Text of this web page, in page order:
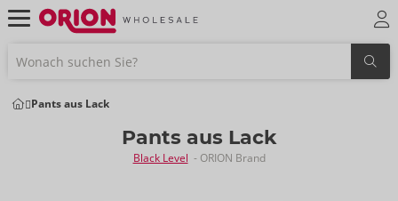
Pants aus Lack
Pants aus Lack
Black Level - ORION Brand